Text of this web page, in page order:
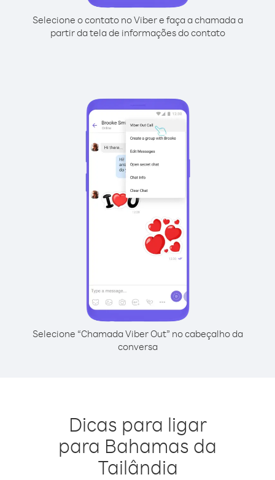
Selecione o contato no Viber e faça a chamada a
partir da tela de informações do contato
Selecione “Chamada Viber Out” no cabeçalho da
conversa
Dicas para ligar
para Bahamas da
Tailândia